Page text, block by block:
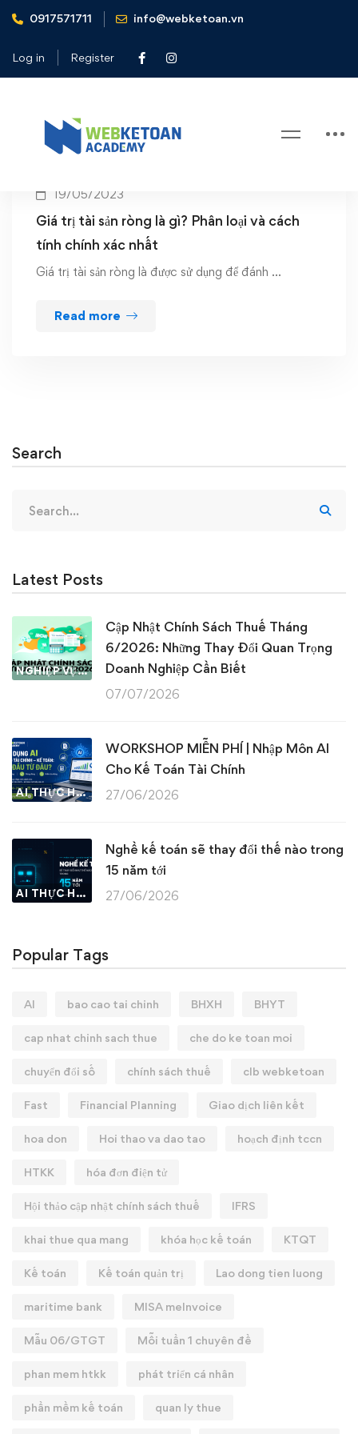
0917571711 info@webketoan.vn
Log in Register
Home giá trị tài sản ròng
Tag: giá trị tài sản ròng
19/05/2023
Giá trị tài sản ròng là gì? Phân loại và cách
tính chính xác nhất
Giá trị tài sản ròng là được sử dụng để đánh …
Read more
Search
for:
Latest Posts
NGHIỆP VỤ KẾ TOÁN & THUẾ
Cập Nhật Chính Sách Thuế Tháng
6/2026: Những Thay Đổi Quan Trọng
Doanh Nghiệp Cần Biết
07/07/2026
AI THỰC HÀNH
WORKSHOP MIỄN PHÍ | Nhập Môn AI
Cho Kế Toán Tài Chính
27/06/2026
AI THỰC HÀNH
Nghề kế toán sẽ thay đổi thế nào trong
15 năm tới
27/06/2026
Popular Tags
AI bao cao tai chinh BHXH BHYT
cap nhat chinh sach thue che do ke toan moi
chuyển đổi số chính sách thuế clb webketoan
Fast Financial Planning Giao dịch liên kết
hoa don Hoi thao va dao tao hoạch định tccn
HTKK hóa đơn điện tử
Hội thảo cập nhật chính sách thuế IFRS
khai thue qua mang khóa học kế toán KTQT
Kế toán Kế toán quản trị Lao dong tien luong
maritime bank MISA meInvoice
Mẫu 06/GTGT Mỗi tuần 1 chuyên đề
phan mem htkk phát triển cá nhân
phần mềm kế toán quan ly thue